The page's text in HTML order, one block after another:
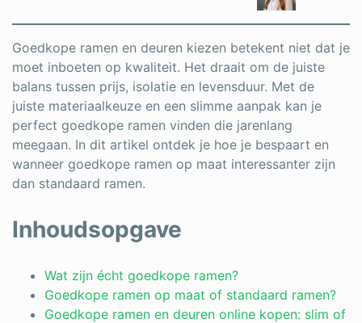
Rolluiken
Schilder
Schrijnwerker
Stukadoor
Tegelzetter
Vochtbestrijding
Warmtepomp
Zonnepanelen
Goedkope ramen en deuren kiezen betekent niet dat je
moet inboeten op kwaliteit. Het draait om de juiste
balans tussen prijs, isolatie en levensduur. Met de
juiste materiaalkeuze en een slimme aanpak kan je
perfect goedkope ramen vinden die jarenlang
meegaan. In dit artikel ontdek je hoe je bespaart en
wanneer goedkope ramen op maat interessanter zijn
dan standaard ramen.
Inhoudsopgave
Wat zijn écht goedkope ramen?
Goedkope ramen op maat of standaard ramen?
Goedkope ramen en deuren online kopen: slim of